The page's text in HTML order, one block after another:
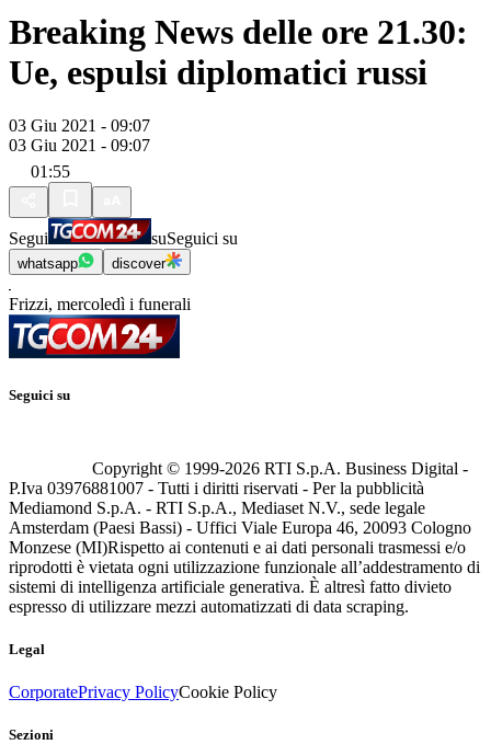
Breaking News delle ore 21.30:
Ue, espulsi diplomatici russi
03 Giu 2021 - 09:07
03 Giu 2021 - 09:07
01:55
Segui suSeguici su
whatsapp discover
Frizzi, mercoledì i funerali
Seguici su
Copyright © 1999-2026 RTI S.p.A. Business Digital -
P.Iva 03976881007 - Tutti i diritti riservati - Per la pubblicità
Mediamond S.p.A. - RTI S.p.A., Mediaset N.V., sede legale
Amsterdam (Paesi Bassi) - Uffici Viale Europa 46, 20093 Cologno
Monzese (MI)Rispetto ai contenuti e ai dati personali trasmessi e/o
riprodotti è vietata ogni utilizzazione funzionale all’addestramento di
sistemi di intelligenza artificiale generativa. È altresì fatto divieto
espresso di utilizzare mezzi automatizzati di data scraping.
Legal
CorporatePrivacy PolicyCookie Policy
Sezioni